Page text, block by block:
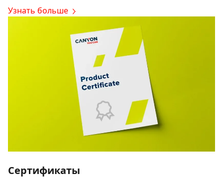
Узнать больше
Сертификаты